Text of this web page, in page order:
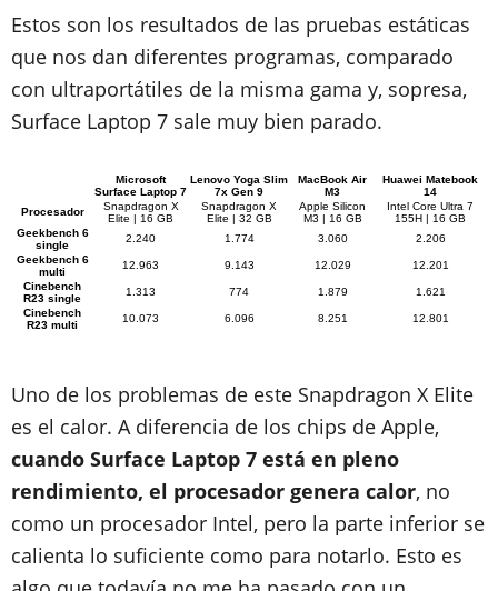
Estos son los resultados de las pruebas estáticas
que nos dan diferentes programas, comparado
con ultraportátiles de la misma gama y, sopresa,
Surface Laptop 7 sale muy bien parado.
Microsoft
Surface Laptop 7
Lenovo Yoga Slim
7x Gen 9
MacBook Air
M3
Huawei Matebook
14
Procesador
Snapdragon X
Elite | 16 GB
Snapdragon X
Elite | 32 GB
Apple Silicon
M3 | 16 GB
Intel Core Ultra 7
155H | 16 GB
Geekbench 6
single
2.240 1.774 3.060
2.206
Geekbench 6
multi
12.963 9.143 12.029
12.201
Cinebench
R23 single
1.313 774 1.879
1.621
Cinebench
R23 multi
10.073 6.096 8.251 12.801
Uno de los problemas de este Snapdragon X Elite
es el calor. A diferencia de los chips de Apple,
cuando Surface Laptop 7 está en pleno
rendimiento, el procesador genera calor, no
como un procesador Intel, pero la parte inferior se
calienta lo suficiente como para notarlo. Esto es